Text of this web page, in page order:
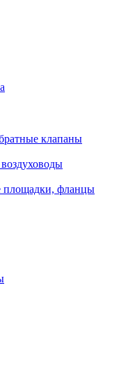
клапаны
площадки, фланцы